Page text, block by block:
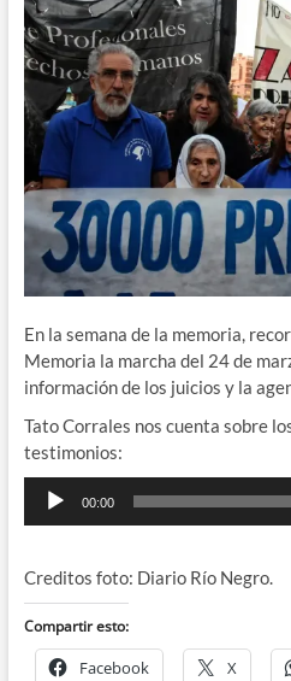
En la semana de la memoria,
Memoria la marcha del 24 de
información de los juicios y la
Tato Corrales nos cuenta sobre
testimonios:
Reproductor
00:00
Creditos foto: Diario Río Negro.
Compartir esto:
Facebook X